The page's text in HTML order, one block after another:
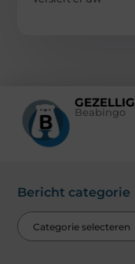
Beabingo
Bericht categorie